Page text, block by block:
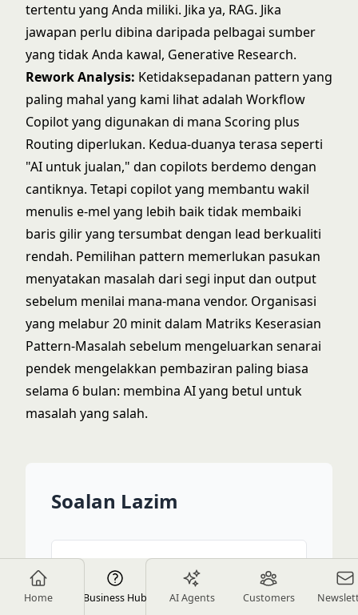
Home Business Hub AI Agents Customers
tertentu yang Anda miliki. Jika ya, RAG. Jika
jawapan perlu dibina daripada pelbagai sumber
yang tidak Anda kawal, Generative Research.
Rework Analysis: Ketidaksepadanan pattern yang
paling mahal yang kami lihat adalah Workflow
Copilot yang digunakan di mana Scoring plus
Routing diperlukan. Kedua-duanya terasa seperti
"AI untuk jualan," dan copilots berdemo dengan
cantiknya. Tetapi copilot yang membantu wakil
menulis e-mel yang lebih baik tidak membaiki
baris gilir yang tersumbat dengan lead berkualiti
rendah. Pemilihan pattern memerlukan pasukan
menyatakan masalah dari segi input dan output
sebelum menilai mana-mana vendor. Organisasi
yang melabur 20 minit dalam Matriks Keserasian
Pattern-Masalah sebelum mengeluarkan senarai
pendek mengelakkan pembaziran paling biasa
selama 6 bulan: membina AI yang betul untuk
masalah yang salah.
Soalan Lazim
Bagaimana Anda memilih AI
pattern yang betul untuk
masalah perniagaan?